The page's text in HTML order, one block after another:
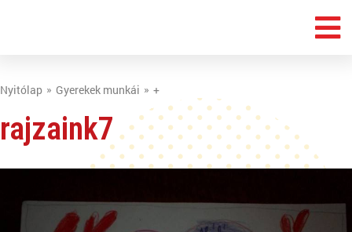
Nyitólap Gyerekek munkái +
rajzaink7